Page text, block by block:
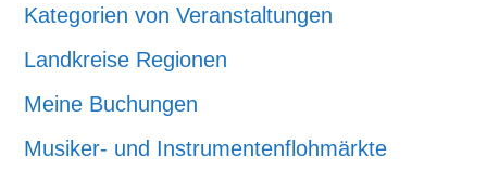
Kategorien von Veranstaltungen
Landkreise Regionen
Meine Buchungen
Musiker- und Instrumentenflohmärkte